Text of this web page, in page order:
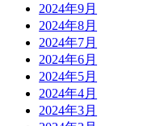
2024年9月
2024年8月
2024年7月
2024年6月
2024年5月
2024年4月
2024年3月